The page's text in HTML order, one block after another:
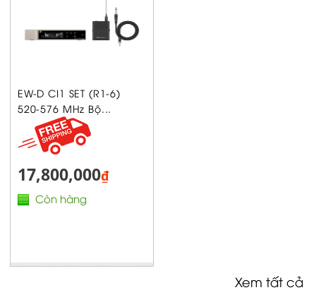
EW-D CI1 SET (R1-6)
520-576 MHz Bộ...
17,800,000₫
Còn hàng
Xem tất cả